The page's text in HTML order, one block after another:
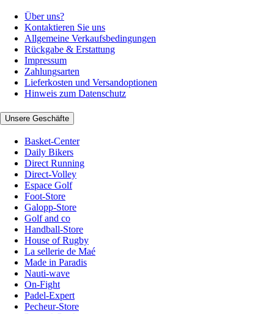
Über uns?
Kontaktieren Sie uns
Allgemeine Verkaufsbedingungen
Rückgabe & Erstattung
Impressum
Zahlungsarten
Lieferkosten und Versandoptionen
Hinweis zum Datenschutz
Unsere Geschäfte
Basket-Center
Daily Bikers
Direct Running
Direct-Volley
Espace Golf
Foot-Store
Galopp-Store
Golf and co
Handball-Store
House of Rugby
La sellerie de Maé
Made in Paradis
Nauti-wave
On-Fight
Padel-Expert
Pecheur-Store